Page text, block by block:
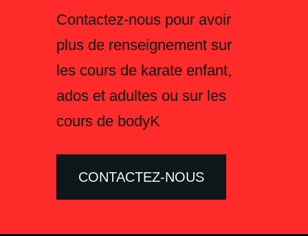
Contactez-nous pour avoir
plus de renseignement sur
les cours de karate enfant,
ados et adultes ou sur les
cours de bodyK
CONTACTEZ-NOUS